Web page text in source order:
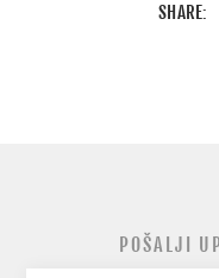
SHARE:
POŠALJI